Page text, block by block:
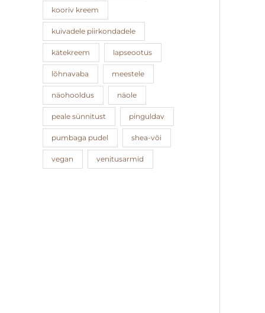
kooriv kreem
kuivadele piirkondadele
kätekreem lapseootus
lõhnavaba meestele
näohooldus näole
peale sünnitust pinguldav
pumbaga pudel shea-või
vegan venitusarmid